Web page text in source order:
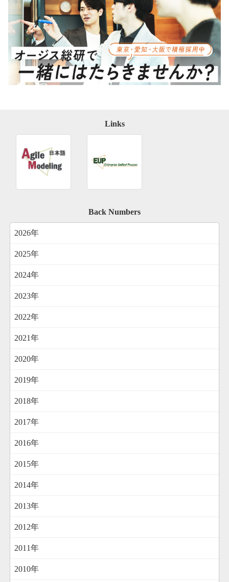
Links
Back Numbers
2026年
2025年
2024年
2023年
2022年
2021年
2020年
2019年
2018年
2017年
2016年
2015年
2014年
2013年
2012年
2011年
2010年